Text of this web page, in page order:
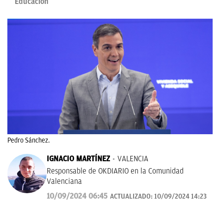
Pedro Sánchez.
IGNACIO MARTÍNEZ
VALENCIA
Responsable de OKDIARIO en la Comunidad
Valenciana
10/09/2024 06:45 ACTUALIZADO: 10/09/2024 14:23